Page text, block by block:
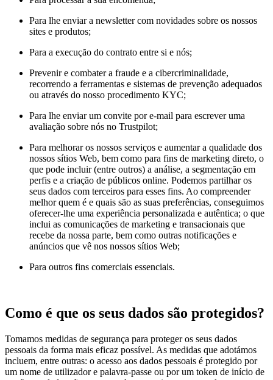
Para lhe enviar a newsletter com novidades sobre os nossos
sites e produtos;
Para a execução do contrato entre si e nós;
Prevenir e combater a fraude e a cibercriminalidade,
recorrendo a ferramentas e sistemas de prevenção adequados
ou através do nosso procedimento KYC;
Para lhe enviar um convite por e-mail para escrever uma
avaliação sobre nós no Trustpilot;
Para melhorar os nossos serviços e aumentar a qualidade dos
nossos sítios Web, bem como para fins de marketing direto, o
que pode incluir (entre outros) a análise, a segmentação em
perfis e a criação de públicos online. Podemos partilhar os
seus dados com terceiros para esses fins. Ao compreender
melhor quem é e quais são as suas preferências, conseguimos
oferecer-lhe uma experiência personalizada e autêntica; o que
inclui as comunicações de marketing e transacionais que
recebe da nossa parte, bem como outras notificações e
anúncios que vê nos nossos sítios Web;
Para outros fins comerciais essenciais.
Como é que os seus dados são protegidos?
Tomamos medidas de segurança para proteger os seus dados
pessoais da forma mais eficaz possível. As medidas que adotámos
incluem, entre outras: o acesso aos dados pessoais é protegido por
um nome de utilizador e palavra-passe ou por um token de início de